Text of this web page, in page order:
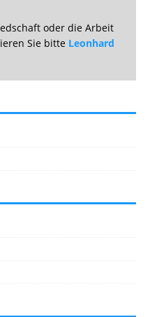
oder die Arbeit
Sie bitte Leonhard